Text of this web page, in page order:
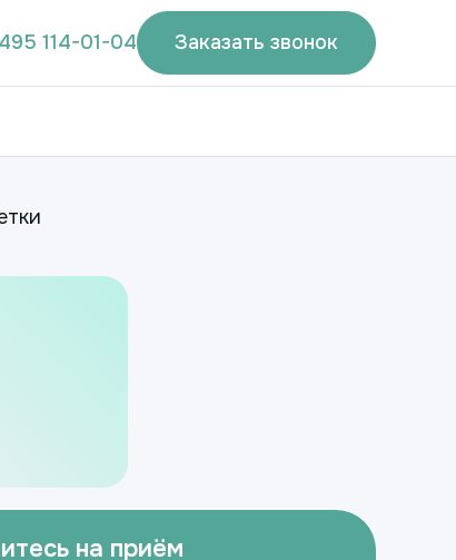
114-01-04 Заказать звонок
на приём